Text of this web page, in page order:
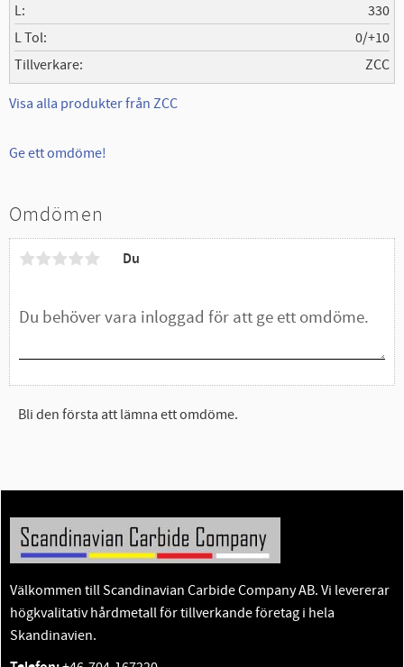
L
330
L Tol
0/+10
Tillverkare
ZCC
Visa alla produkter från ZCC
Ge ett omdöme!
Omdömen
Du
Bli den första att lämna ett omdöme.
Välkommen till Scandinavian Carbide Company AB. Vi levererar
högkvalitativ hårdmetall för tillverkande företag i hela
Skandinavien.